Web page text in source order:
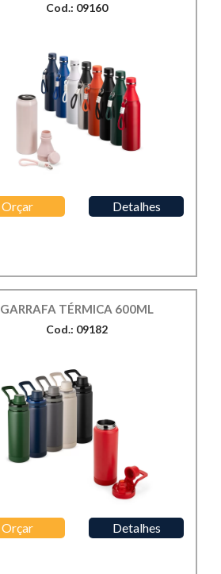
Cod.: 09160
Orçar Detalhes
GARRAFA TÉRMICA 600ML
Cod.: 09182
Orçar Detalhes